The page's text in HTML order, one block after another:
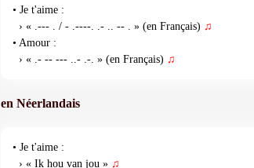
• Je t'aime :
› « .--- . / - .----. .- .. -- . » (en Français) ♫
• Amour :
› « .- -- --- ..- .-. » (en Français) ♫
en Néerlandais
• Je t'aime :
› « Ik hou van jou » ♫